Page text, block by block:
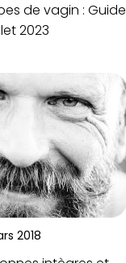
de vagin : Guide
2023
2018